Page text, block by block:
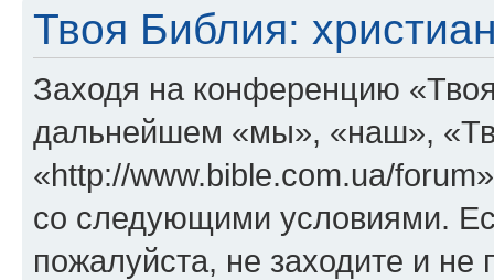
Твоя Библия:
Заходя на конференцию
дальнейшем «мы», «наш»,
«http://www.bible.com.ua/
со следующими условиями.
пожалуйста, не заходите и